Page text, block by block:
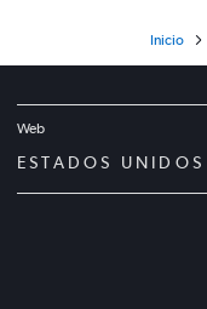
Inicio
Web
ESTADOS UNIDOS